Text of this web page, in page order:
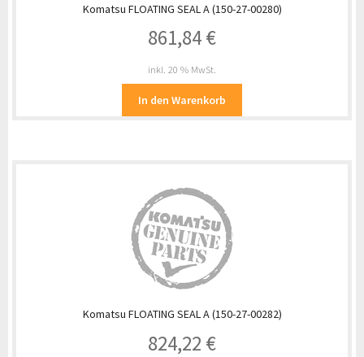
Komatsu FLOATING SEAL A (150-27-00280)
861,84€
inkl. 20 % MwSt.
In den Warenkorb
Komatsu FLOATING SEAL A (150-27-00282)
824,22 €